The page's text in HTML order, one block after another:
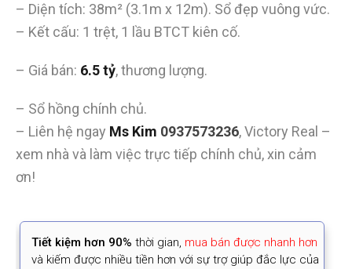
– Diện tích: 38m² (3.1m x 12m). Sổ đẹp vuông vức.
– Kết cấu: 1 trệt, 1 lầu BTCT kiên cố.
– Giá bán: 6.5 tỷ, thương lượng.
– Sổ hồng chính chủ.
– Liên hệ ngay Ms Kim 0937573236, Victory Real –
xem nhà và làm việc trực tiếp chính chủ, xin cảm
ơn!
Tiết kiệm hơn 90% thời gian, mua bán được nhanh hơn
và kiếm được nhiều tiền hơn với sự trợ giúp đắc lực của